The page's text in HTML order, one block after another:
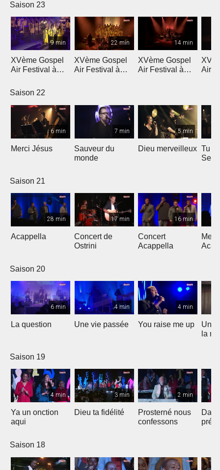
Saison 23
9 min
XVème Gospel
Air Festival à
22 min
XVème Gospel
Air Festival à
14 min
XVème Gospel
Air Festival à
Air
Saison 22
6 min
Merci Jésus
7 min
Sauveur du
monde
5 min
Dieu merveilleux Tu
Saison 21
28 min
Acappella
17 min
Concert de
Ostrini
16 min
Concert
Acappella
Saison 20
6 min
La question
4 min
Une vie passée
4 min
You raise me up
Une
la
Saison 19
4 min
Ya un onction
aqui
3 min
Dieu ta fidélité
2 min
Prosterné nous
confessons
Saison 18